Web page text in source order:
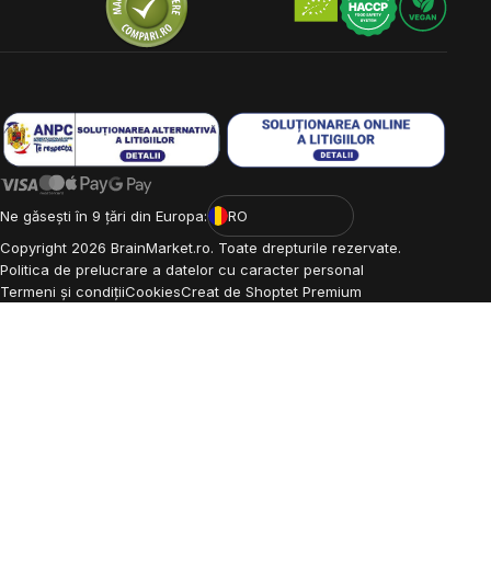
Ne găsești în 9 țări din Europa:
RO
Copyright 2026 BrainMarket.ro. Toate drepturile rezervate.
Politica de prelucrare a datelor cu caracter personal
Termeni și condițiiCookiesCreat de Shoptet Premium